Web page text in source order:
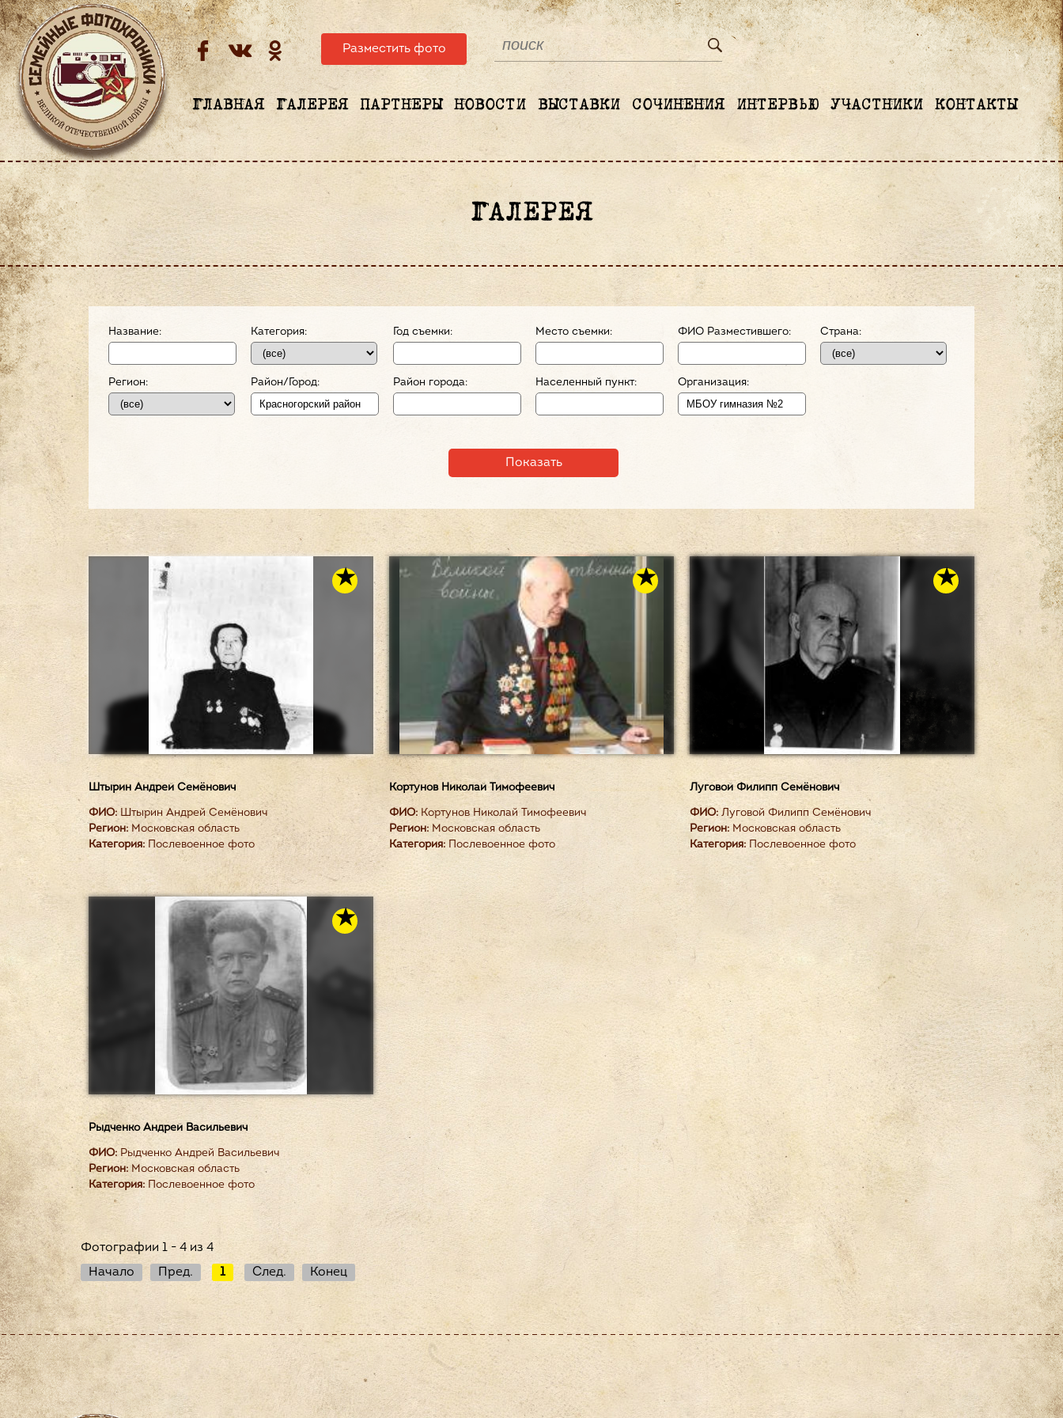
Разместить фото
ГЛАВНАЯ ГАЛЕРЕЯ ПАРТНЕРЫ НОВОСТИ ВЫСТАВКИ СОЧИНЕНИЯ ИНТЕРВЬЮ УЧАСТНИКИ КОНТАКТЫ
ГАЛЕРЕЯ
Название: Категория: Год съемки: Место съемки: ФИО Разместившего: Страна:
Регион: Район/Город: Район города: Населенный пункт: Организация:
Штырин Андрей Семёнович
ФИО:Штырин Андрей Семёнович
Регион: Московская область
Категория: Послевоенное фото
Кортунов Николай Тимофеевич
ФИО:Кортунов Николай Тимофеевич
Регион:Московская область
Категория:Послевоенное фото
Луговой Филипп Семёнович
ФИО:Луговой Филипп Семёнович
Регион:Московская область
Категория:Послевоенное фото
Рыдченко Андрей Васильевич
ФИО: Рыдченко Андрей Васильевич
Регион: Московская область
Категория: Послевоенное фото
Фотографии 1 - 4 из 4
Начало
Пред. 1 След. Конец